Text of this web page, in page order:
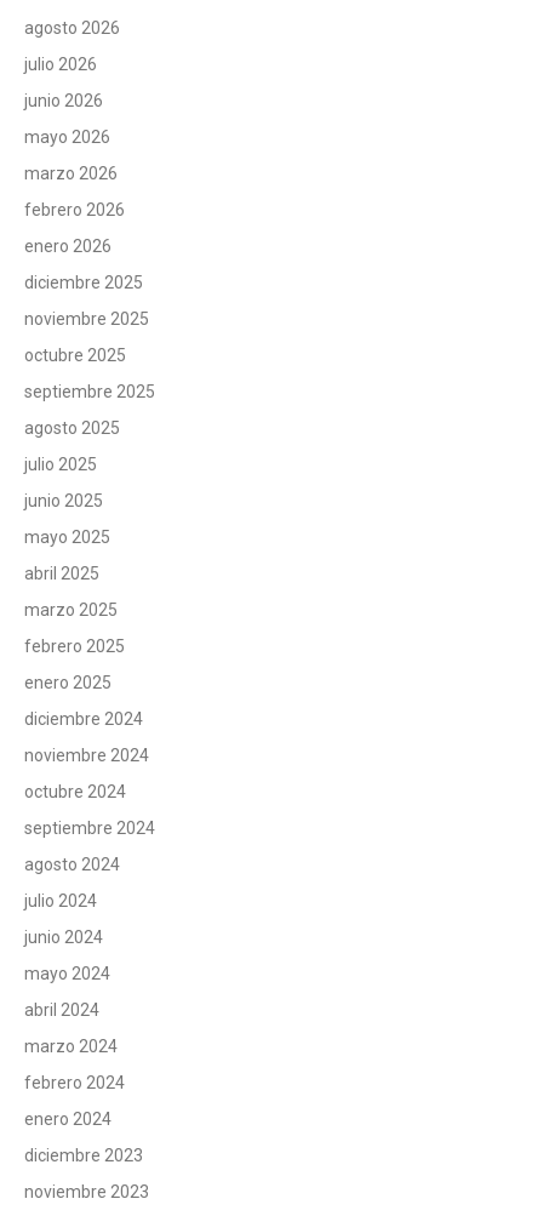
agosto 2026
julio 2026
junio 2026
mayo 2026
marzo 2026
febrero 2026
enero 2026
diciembre 2025
noviembre 2025
octubre 2025
septiembre 2025
agosto 2025
julio 2025
junio 2025
mayo 2025
abril 2025
marzo 2025
febrero 2025
enero 2025
diciembre 2024
noviembre 2024
octubre 2024
septiembre 2024
agosto 2024
julio 2024
junio 2024
mayo 2024
abril 2024
marzo 2024
febrero 2024
enero 2024
diciembre 2023
noviembre 2023